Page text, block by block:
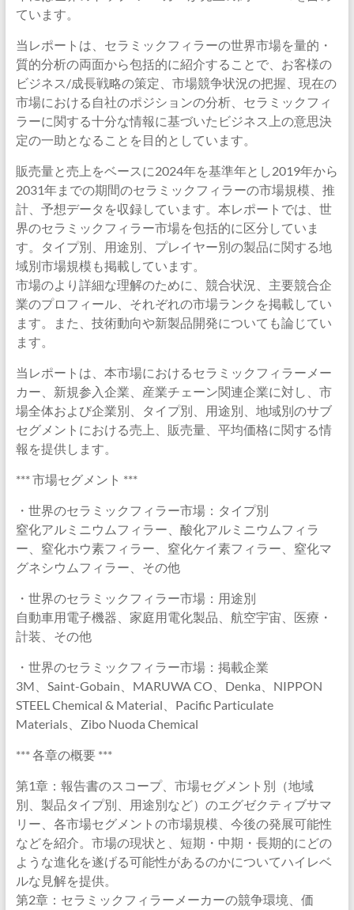
ています。
当レポートは、セラミックフィラーの世界市場を量的・
質的分析の両面から包括的に紹介することで、お客様の
ビジネス/成長戦略の策定、市場競争状況の把握、現在の
市場における自社のポジションの分析、セラミックフィ
ラーに関する十分な情報に基づいたビジネス上の意思決
定の一助となることを目的としています。
販売量と売上をベースに2024年を基準年とし2019年から
2031年までの期間のセラミックフィラーの市場規模、推
計、予想データを収録しています。本レポートでは、世
界のセラミックフィラー市場を包括的に区分していま
す。タイプ別、用途別、プレイヤー別の製品に関する地
域別市場規模も掲載しています。
市場のより詳細な理解のために、競合状況、主要競合企
業のプロフィール、それぞれの市場ランクを掲載してい
ます。また、技術動向や新製品開発についても論じてい
ます。
当レポートは、本市場におけるセラミックフィラーメー
カー、新規参入企業、産業チェーン関連企業に対し、市
場全体および企業別、タイプ別、用途別、地域別のサブ
セグメントにおける売上、販売量、平均価格に関する情
報を提供します。
*** 市場セグメント ***
・世界のセラミックフィラー市場：タイプ別
窒化アルミニウムフィラー、酸化アルミニウムフィラ
ー、窒化ホウ素フィラー、窒化ケイ素フィラー、窒化マ
グネシウムフィラー、その他
・世界のセラミックフィラー市場：用途別
自動車用電子機器、家庭用電化製品、航空宇宙、医療・
計装、その他
・世界のセラミックフィラー市場：掲載企業
3M、Saint-Gobain、MARUWA CO、Denka、NIPPON
STEEL Chemical & Material、Pacific Particulate
Materials、Zibo Nuoda Chemical
*** 各章の概要 ***
第1章：報告書のスコープ、市場セグメント別（地域
別、製品タイプ別、用途別など）のエグゼクティブサマ
リー、各市場セグメントの市場規模、今後の発展可能性
などを紹介。市場の現状と、短期・中期・長期的にどの
ような進化を遂げる可能性があるのかについてハイレベ
ルな見解を提供。
第2章：セラミックフィラーメーカーの競争環境、価